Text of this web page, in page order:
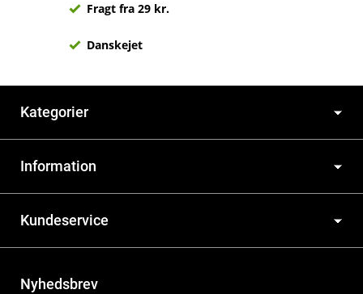
Fragt fra 29 kr.
Danskejet
Kategorier
Information
Kundeservice
Nyhedsbrev